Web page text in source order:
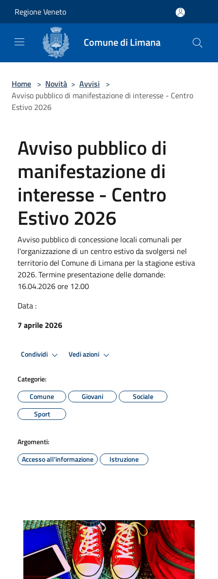
Regione Veneto
Comune di Limana
Home > Novità > Avvisi >
Avviso pubblico di manifestazione di interesse - Centro
Estivo 2026
Avviso pubblico di
manifestazione di
interesse - Centro
Estivo 2026
Avviso pubblico di concessione locali comunali per
l'organizzazione di un centro estivo da svolgersi nel
territorio del Comune di Limana per la stagione estiva
2026. Termine presentazione delle domande:
16.04.2026 ore 12.00
Data :
7 aprile 2026
Condividi Vedi azioni
Categorie:
Comune
Giovani
Sociale
Sport
Argomenti:
Accesso all'informazione
Istruzione